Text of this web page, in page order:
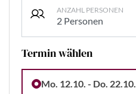
ANZAHL PERSONEN
2 Personen
Termin wählen
Mo. 12.10. - Do. 22.10.